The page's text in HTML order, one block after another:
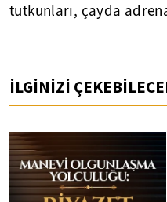
tutkunları, çayda
İLGİNİZİ